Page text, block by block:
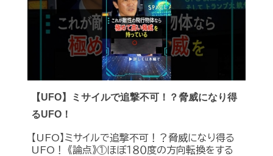
【UFO】ミサイルで追撃不可！？脅威になり得
るUFO！
【UFO】ミサイルで追撃不可！？脅威になり得る
UFO！ 《論点》①ほぼ１８０度の方向転換をする